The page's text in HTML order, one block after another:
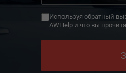
+49
Используя обратный
AWHelp и что вы